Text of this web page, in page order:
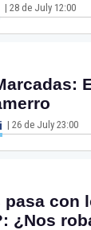
| 28 de July 12:00
| 26 de July 23:00
pasa con
¿Nos